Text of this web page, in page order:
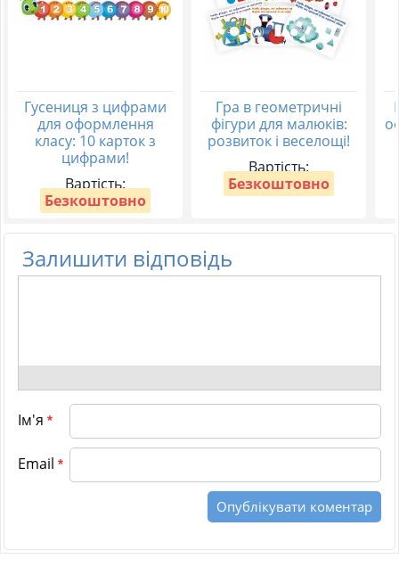
Гусениця з цифрами
для оформлення
класу: 10 карток з
цифрами!
Вартість:
Безкоштовно
Гра в геометричні
фігури для малюків:
розвиток і веселощі!
Вартість:
Безкоштовно
Залишити відповідь
Ім'я *
Email *